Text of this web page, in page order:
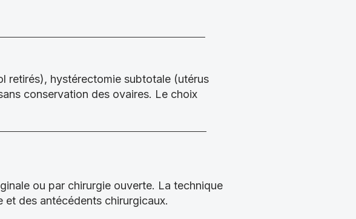
retirés), hystérectomie subtotale (utérus
conservation des ovaires. Le choix
ou par chirurgie ouverte. La technique
et des antécédents chirurgicaux.